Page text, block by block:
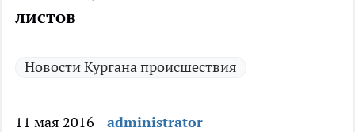
листов
Новости Кургана происшествия
11 мая 2016 administrator